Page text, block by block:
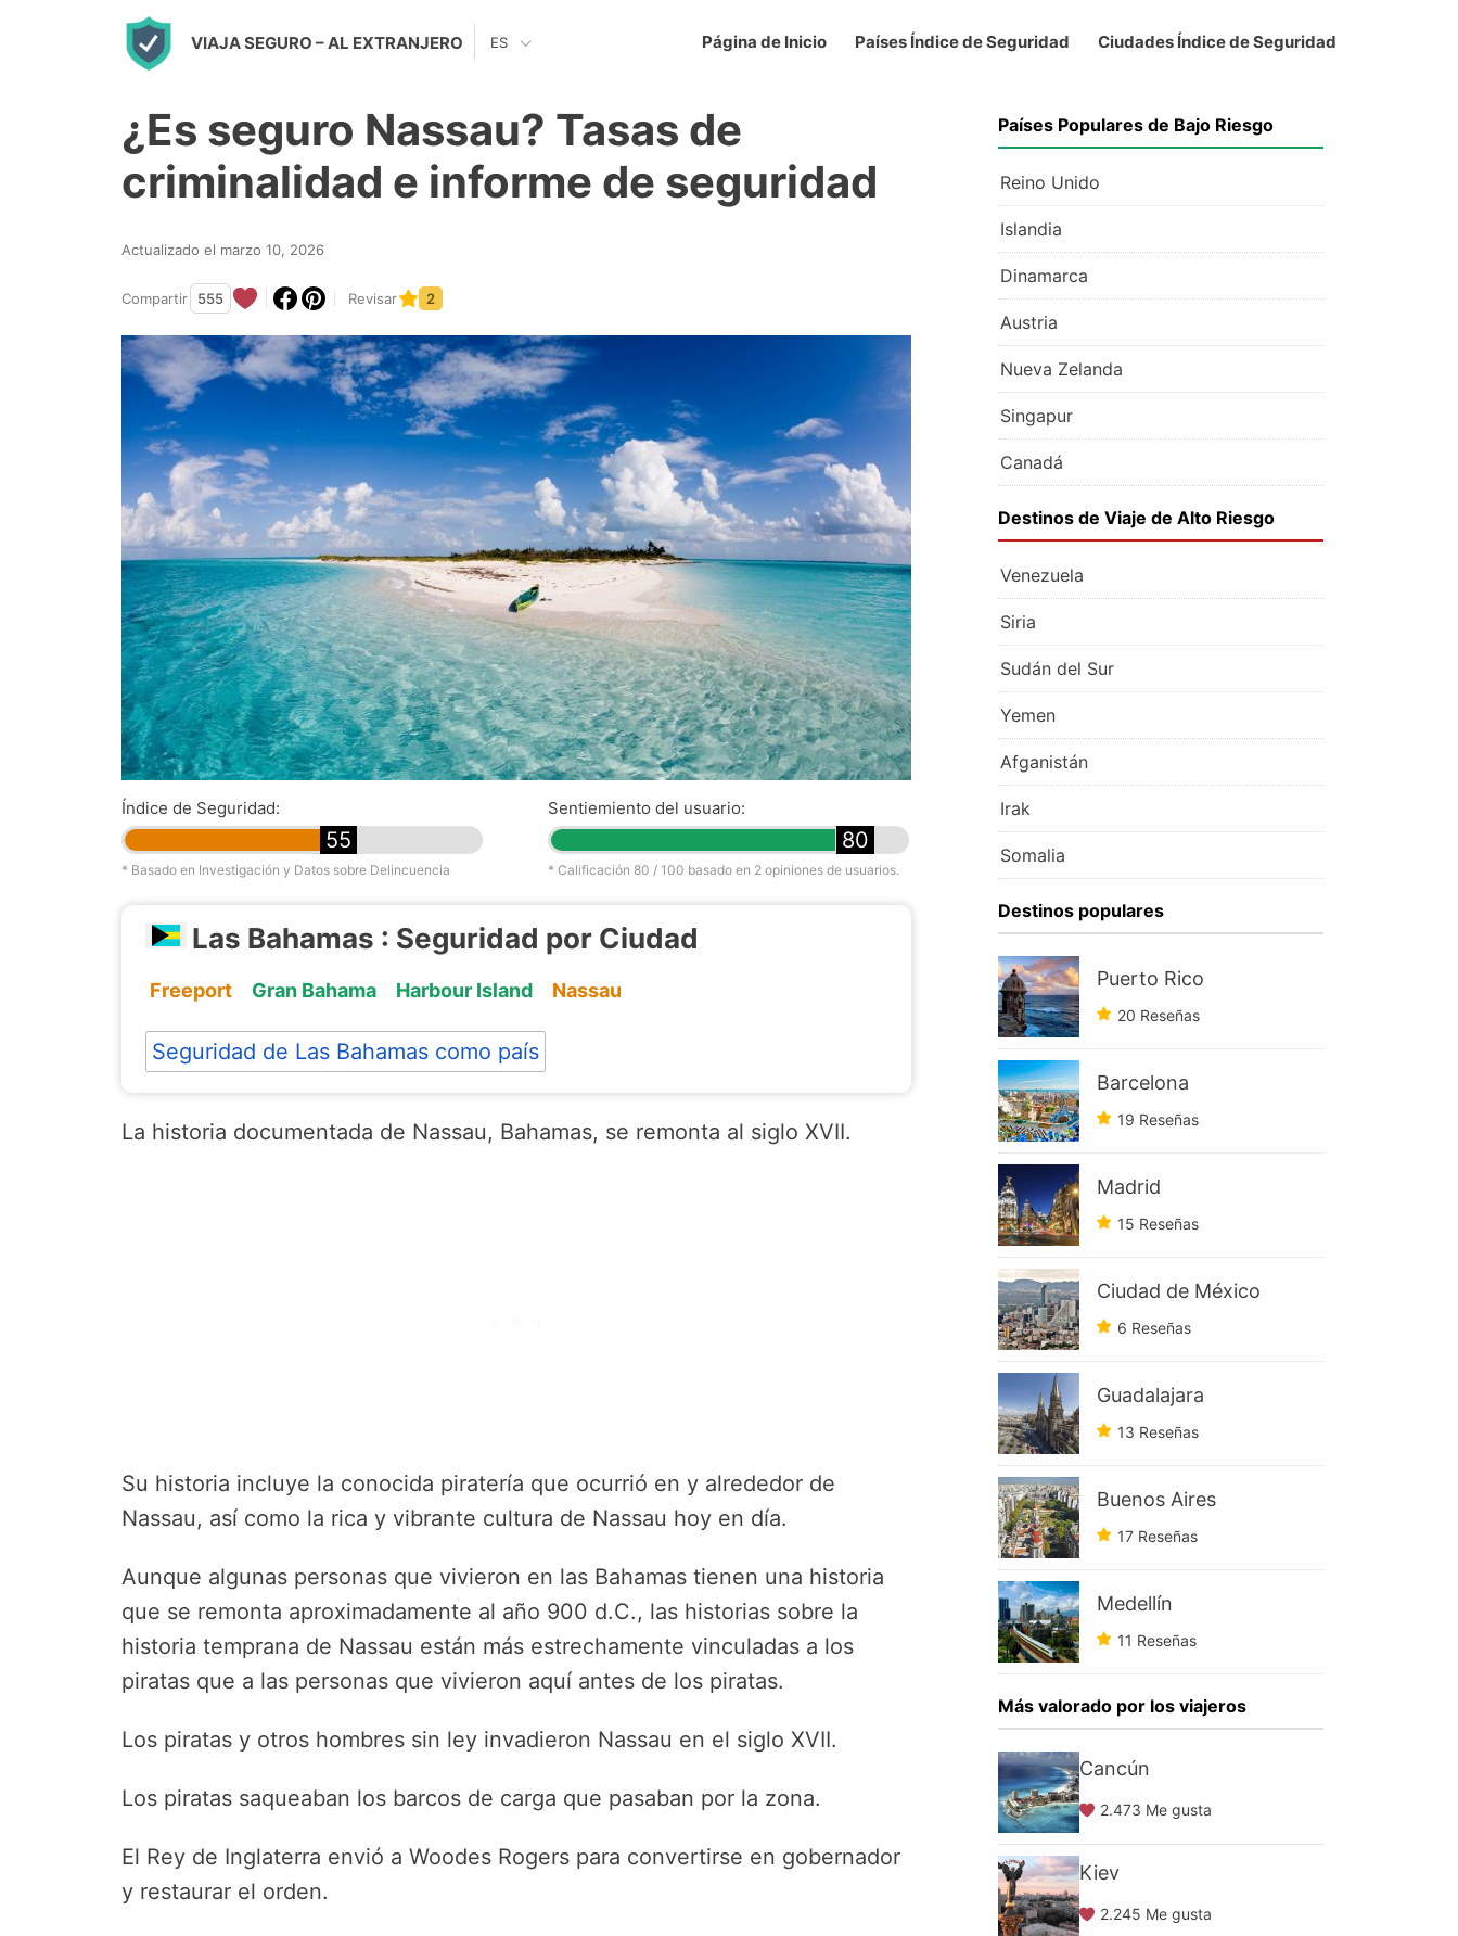
VIAJA SEGURO – AL EXTRANJERO Página de Inicio Países Índice de Seguridad Ciudades Índice de Seguridad
ES
¿Es seguro Nassau? Tasas de
criminalidad e informe de seguridad
Actualizado el marzo 10, 2026
Compartir 555 Revisar 2
Índice de Seguridad:
55
* Basado en Investigación y Datos sobre Delincuencia
Sentiemiento del usuario:
80
* Calificación 80 / 100 basado en 2 opiniones de usuarios.
Las Bahamas : Seguridad por Ciudad
Freeport Gran Bahama Harbour Island Nassau
Seguridad de Las Bahamas como país
La historia documentada de Nassau, Bahamas, se remonta al siglo XVII.
Su historia incluye la conocida piratería que ocurrió en y alrededor de
Nassau, así como la rica y vibrante cultura de Nassau hoy en día.
Aunque algunas personas que vivieron en las Bahamas tienen una historia
que se remonta aproximadamente al año 900 d.C., las historias sobre la
historia temprana de Nassau están más estrechamente vinculadas a los
piratas que a las personas que vivieron aquí antes de los piratas.
Los piratas y otros hombres sin ley invadieron Nassau en el siglo XVII.
Los piratas saqueaban los barcos de carga que pasaban por la zona.
El Rey de Inglaterra envió a Woodes Rogers para convertirse en gobernador
y restaurar el orden.
Países Populares de Bajo Riesgo
Reino Unido
Islandia
Dinamarca
Austria
Nueva Zelanda
Singapur
Canadá
Destinos de Viaje de Alto Riesgo
Venezuela
Siria
Sudán del Sur
Yemen
Afganistán
Irak
Somalia
Destinos populares
Puerto Rico
20 Reseñas
Barcelona
19 Reseñas
Madrid
15 Reseñas
Ciudad de México
6 Reseñas
Guadalajara
13 Reseñas
Buenos Aires
17 Reseñas
Medellín
11 Reseñas
Más valorado por los viajeros
Cancún
2.473 Me gusta
Kiev
2.245 Me gusta